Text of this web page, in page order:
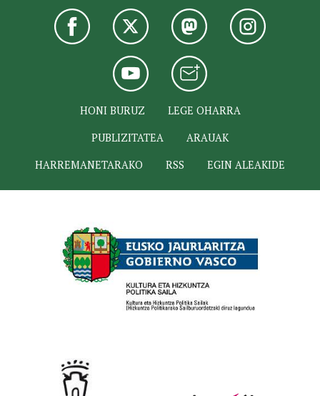
HONI BURUZ
LEGE OHARRA
PUBLIZITATEA
ARAUAK
HARREMANETARAKO
RSS EGIN ALEAKIDE